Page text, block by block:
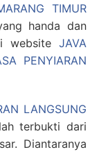
TIMUR
handa dan
website JAVA
PENYIARAN
LANGSUNG
terbukti dari
Diantaranya